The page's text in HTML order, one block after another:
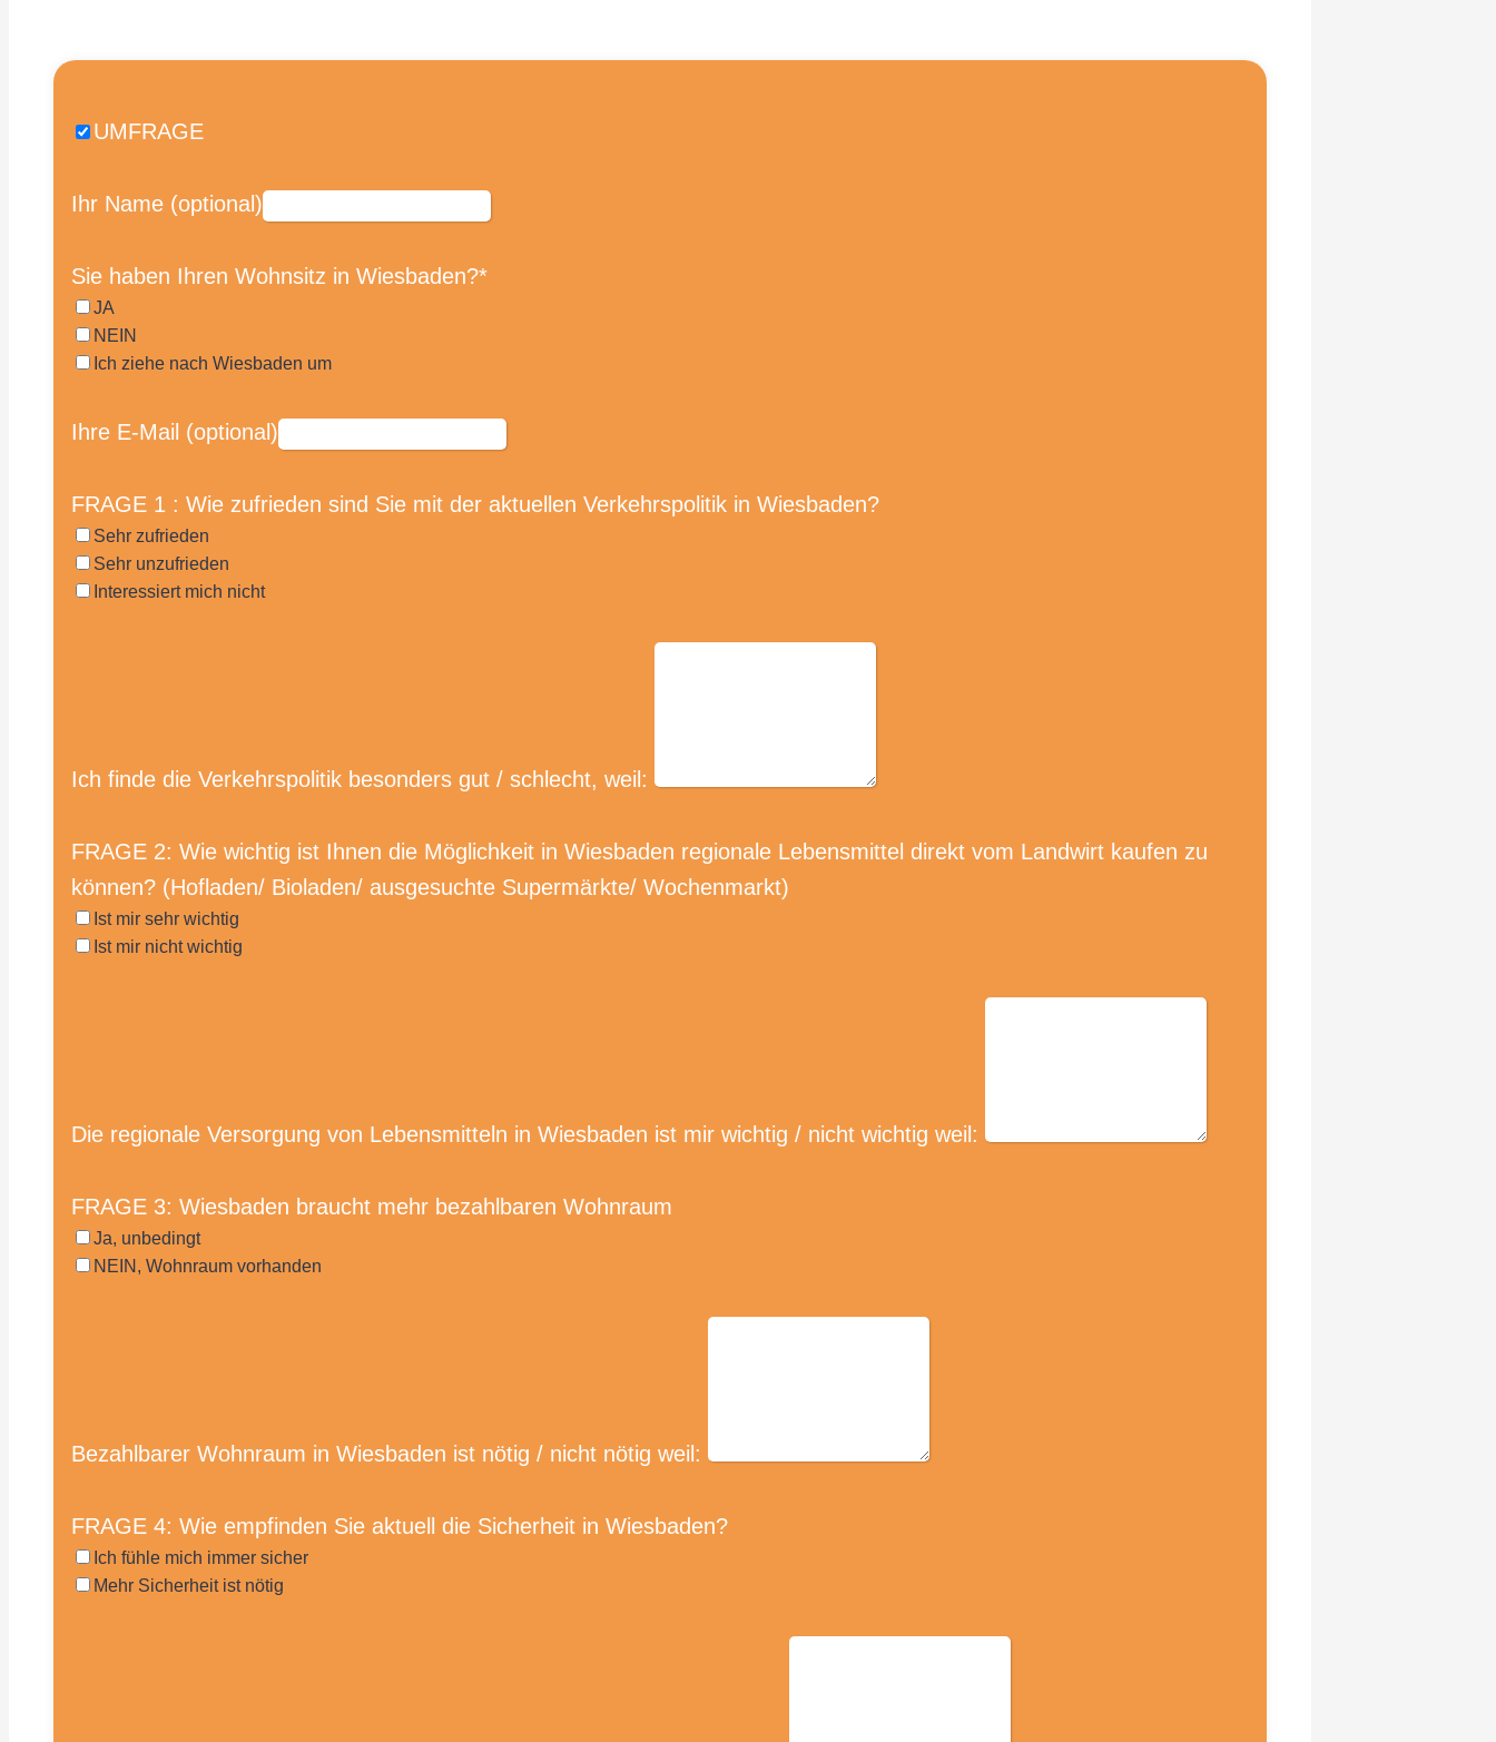
UMFRAGE
Ihr Name (optional)
Sie haben Ihren Wohnsitz in Wiesbaden?*
JA
NEIN
Ich ziehe nach Wiesbaden um
Ihre E-Mail (optional)
FRAGE 1 : Wie zufrieden sind Sie mit der aktuellen Verkehrspolitik in Wiesbaden?
Sehr zufrieden
Sehr unzufrieden
Interessiert mich nicht
Ich finde die Verkehrspolitik besonders gut / schlecht, weil:
FRAGE 2: Wie wichtig ist Ihnen die Möglichkeit in Wiesbaden regionale Lebensmittel direkt vom Landwirt kaufen zu
können? (Hofladen/ Bioladen/ ausgesuchte Supermärkte/ Wochenmarkt)
Ist mir sehr wichtig
Ist mir nicht wichtig
Die regionale Versorgung von Lebensmitteln in Wiesbaden ist mir wichtig / nicht wichtig weil:
FRAGE 3: Wiesbaden braucht mehr bezahlbaren Wohnraum
Ja, unbedingt
NEIN, Wohnraum vorhanden
Bezahlbarer Wohnraum in Wiesbaden ist nötig / nicht nötig weil:
FRAGE 4: Wie empfinden Sie aktuell die Sicherheit in Wiesbaden?
Ich fühle mich immer sicher
Mehr Sicherheit ist nötig